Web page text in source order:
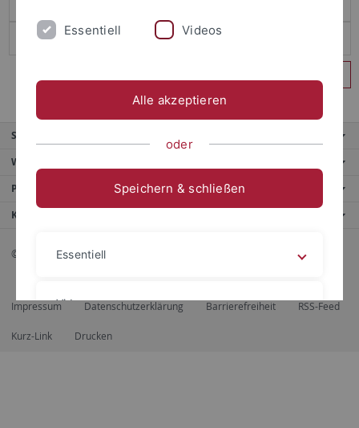
Service
Weitere Angebote
Portale
Kontaktinfo
© 2026 Eberhard Karls Universität Tübingen, Tübingen
Impressum Datenschutzerklärung Barrierefreiheit RSS-Feed
Kurz-Link Drucken
Essentiell Videos
Alle akzeptieren
oder
Speichern & schließen
Essentiell
Videos